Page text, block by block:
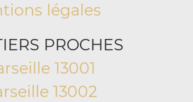
légales
PROCHES
13001
13002